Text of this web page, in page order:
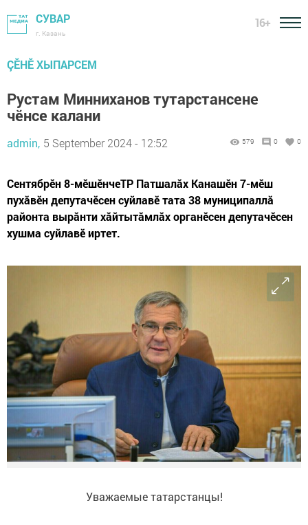
СУВАР
г. Казань
16+
ÇӖНӖ ХЫПАРСЕМ
Рустам Минниханов тутарстансене
чӗнсе калани
admin, 5 September 2024 - 12:52 579 0 0
Сентябрӗн 8-мӗшӗнчеТР Патшалăх Канашӗн 7-мӗш
пухăвӗн депутачӗсен суйлавӗ тата 38 муниципаллă
районта вырăнти хăйтытăмлăх органӗсен депутачӗсен
хушма суйлавӗ иртет.
Уважаемые татарстанцы!